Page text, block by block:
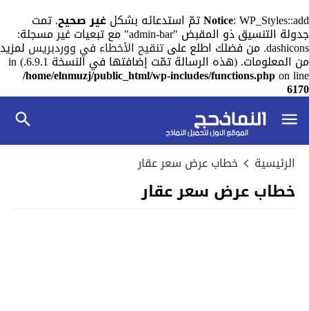
Notice: WP_Styles::add تمّ استدعائه بشكل غير صحيح. تمت
جدولة التنسيق ذو المقبض "admin-bar" مع تبعيات غير مسجلة:
dashicons. من فضلك اطلع على تنقيح الأخطاء في ووردبريس لمزيد
من المعلومات. (هذه الرسالة تمّت إضافتها في النسخة 6.9.1.) in
/home/elnmuzj/public_html/wp-includes/functions.phpon line
6170
الرئيسية خطاب عرض سعر عقار
خطاب عرض سعر عقار